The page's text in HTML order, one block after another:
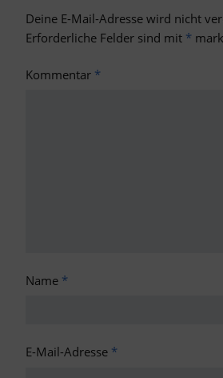
Deine E-Mail-Adresse wird nicht
Erforderliche Felder sind mit *
Kommentar *
Name *
E-Mail-Adresse *